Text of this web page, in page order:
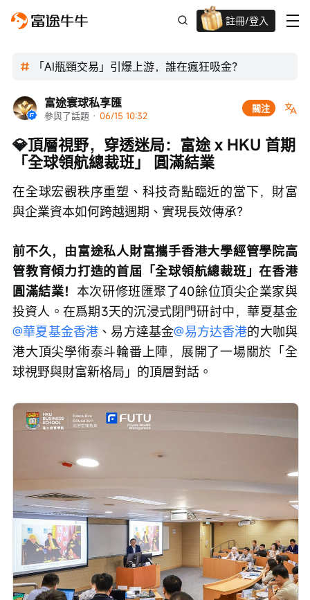
註冊/登入
迎新驚喜賞 股票/BTC等任你揀!
「AI瓶頸交易」引爆上游，誰在瘋狂吸金？
富途寰球私享匯
參與了話題 · 06/15 10:32
關注
💎頂層視野，穿透迷局：富途 x HKU 首期
「全球領航總裁班」 圓滿結業
在全球宏觀秩序重塑、科技奇點臨近的當下，財富
與企業資本如何跨越週期、實現長效傳承？
前不久，由富途私人財富攜手香港大學經管學院高
管教育傾力打造的首屆「全球領航總裁班」在香港
圓滿結業！ 本次研修班匯聚了40餘位頂尖企業家與
投資人。在爲期3天的沉浸式閉門研討中，華夏基金
@華夏基金香港 、易方達基金@易方达香港的大咖與
港大頂尖學術泰斗輪番上陣，展開了一場關於「全
球視野與財富新格局」的頂層對話。